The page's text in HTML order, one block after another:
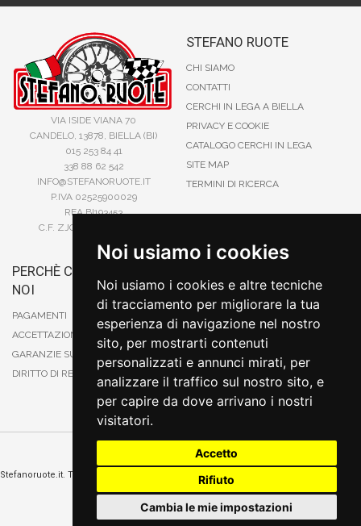
Noi usiamo i cookies
Noi usiamo i cookies e altre tecniche
di tracciamento per migliorare la tua
esperienza di navigazione nel nostro
sito, per mostrarti contenuti
personalizzati e annunci mirati, per
analizzare il traffico sul nostro sito, e
per capire da dove arrivano i nostri
visitatori.
Accetto
Rifiuto
Cambia le mie impostazioni
VIA ISIDE VIANA 70
CANDELO, 13878, BIELLA (BI)
015 253 84 41
338 88 62 542
INFO@STEFANORUOTE.IT
P.IVA 02525900029
REA BI193453
C.F. ZJOSFN73H14A859X
STEFANO RUOTE
CHI SIAMO
CONTATTI
CERCHI IN LEGA A BIELLA
PRIVACY E COOKIE
CATALOGO CERCHI IN LEGA
SITE MAP
TERMINI DI RICERCA
PERCHÈ COMPRARE DA
NOI
PAGAMENTI
ACCETTAZIONE DEGLI ORDINI
GARANZIE SUI PRODOTTI
DIRITTO DI RECESSO
CARTA DI CREDITO
PAYPAL
CONTRASSEGNO
POSTEPAY
Stefanoruote.it. Tutti i diritti riservati. E' vietata la riproduzione anche parziali. Prezzi e
promozioni validi salvo errori o omissioni